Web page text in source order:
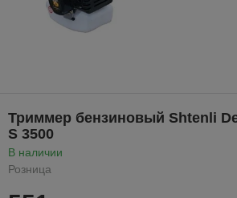
Триммер бензиновый Shtenli
S 3500
В наличии
Розница